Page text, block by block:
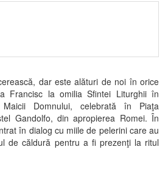
dar este alături de noi în orice
Francisc la omilia Sfintei Liturghii în
Maicii Domnului, celebrată în Piaţa
Gandolfo, din apropierea Romei. În
în dialog cu miile de pelerini care au
de căldură pentru a fi prezenţi la ritul